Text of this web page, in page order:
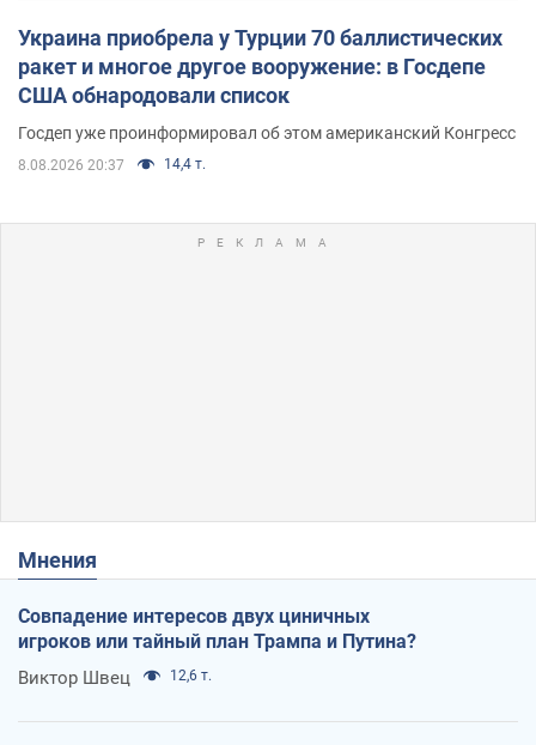
Украина приобрела у Турции 70 баллистических
ракет и многое другое вооружение: в Госдепе
США обнародовали список
Госдеп уже проинформировал об этом американский Конгресс
8.08.2026 20:37 14,4 т.
Мнения
Совпадение интересов двух циничных
игроков или тайный план Трампа и Путина?
Виктор Швец 12,6 т.